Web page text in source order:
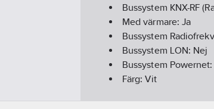
Bussystem KNX-RF
Med värmare:Ja
Bussystem
Bussystem LON: Nej
Bussystem
Färg:Vit